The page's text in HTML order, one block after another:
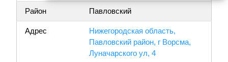
Район Павловский
Адрес
Нижегородская область,
Павловский район, г Ворсма,
Луначарского ул, 4